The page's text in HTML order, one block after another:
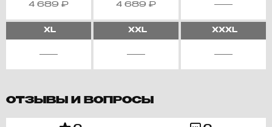
4 689 ₽ 4 689 ₽
XL XXL XXXL
ОТЗЫВЫ И ВОПРОСЫ